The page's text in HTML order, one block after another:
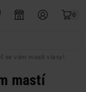
0
se vám mastí vlasy!
mastí